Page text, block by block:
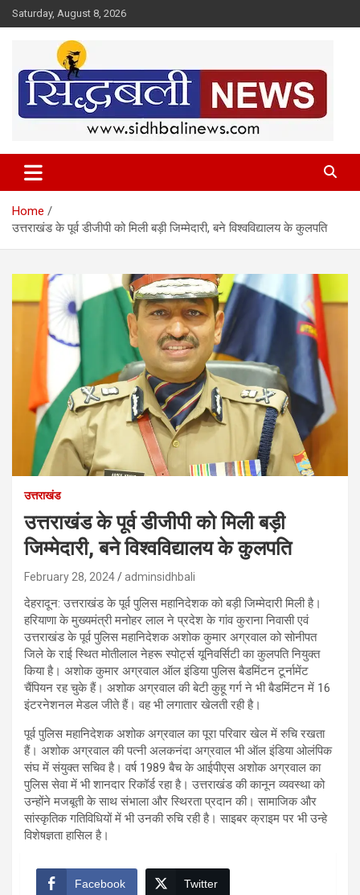
Skip
to
Saturday, August 8, 2026
Sidhbali News
Home
उत्तराखंड के पूर्व डीजीपी को मिली बड़ी जिम्मेदारी, बने विश्वविद्यालय के कुलपति
उत्तराखंड
उत्तराखंड के पूर्व डीजीपी को मिली बड़ी
जिम्मेदारी, बने विश्वविद्यालय के कुलपति
February 28, 2024 adminsidhbali
देहरादून: उत्तराखंड के पूर्व पुलिस महानिदेशक को बड़ी जिम्मेदारी मिली है।
हरियाणा के मुख्यमंत्री मनोहर लाल ने प्रदेश के गांव कुराना निवासी एवं
उत्तराखंड के पूर्व पुलिस महानिदेशक अशोक कुमार अग्रवाल को सोनीपत
जिले के राई स्थित मोतीलाल नेहरू स्पोर्ट्स यूनिवर्सिटी का कुलपति नियुक्त
किया है। अशोक कुमार अग्रवाल ऑल इंडिया पुलिस बैडमिंटन टूर्नामेंट
चैंपियन रह चुके हैं। अशोक अग्रवाल की बेटी कुहू गर्ग ने भी बैडमिंटन में 16
इंटरनेशनल मेडल जीते हैं। वह भी लगातार खेलती रही है।
पूर्व पुलिस महानिदेशक अशोक अग्रवाल का पूरा परिवार खेल में रुचि रखता
हैं। अशोक अग्रवाल की पत्नी अलकनंदा अग्रवाल भी ऑल इंडिया ओलंपिक
संघ में संयुक्त सचिव है। वर्ष 1989 बैच के आईपीएस अशोक अग्रवाल का
पुलिस सेवा में भी शानदार रिकॉर्ड रहा है। उत्तराखंड की कानून व्यवस्था को
उन्होंने मजबूती के साथ संभाला और स्थिरता प्रदान की। सामाजिक और
सांस्कृतिक गतिविधियों में भी उनकी रुचि रही है। साइबर क्राइम पर भी उन्हे
विशेषज्ञता हासिल है।
Facebook Twitter